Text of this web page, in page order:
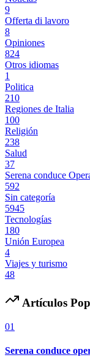
9
Offerta di lavoro
8
Opiniones
824
Otros idiomas
1
Politica
210
Regiones de Italia
100
Religión
238
Salud
37
Serena conduce
592
Sin categoría
5945
Tecnologías
180
Unión Europea
4
Viajes y turismo
48
Artículos
01
Serena conduce